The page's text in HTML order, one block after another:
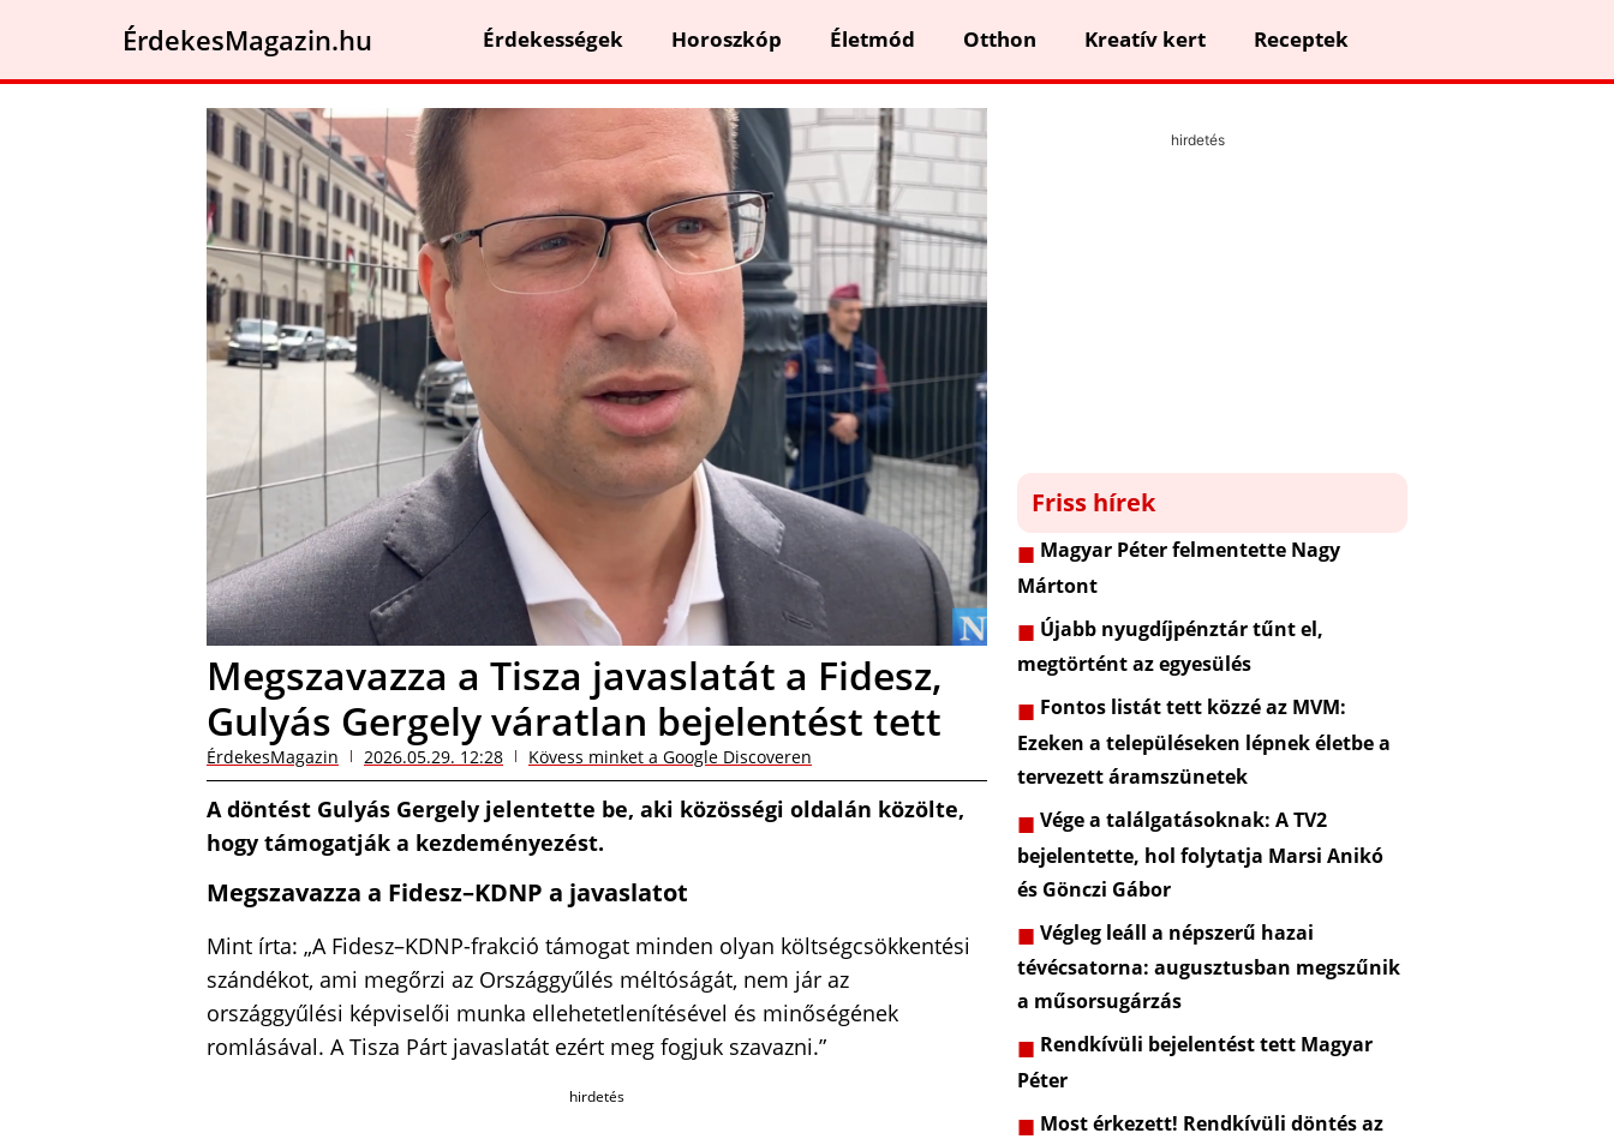
ÉrdekesMagazin.hu Érdekességek Horoszkóp Életmód Otthon Kreatív kert Receptek
Megszavazza a Tisza javaslatát a Fidesz,
Gulyás Gergely váratlan bejelentést tett
ÉrdekesMagazin 2026.05.29. 12:28 Kövess minket a Google Discoveren
A döntést Gulyás Gergely jelentette be, aki közösségi oldalán közölte,
hogy támogatják a kezdeményezést.
Megszavazza a Fidesz–KDNP a javaslatot
Mint írta: „A Fidesz–KDNP-frakció támogat minden olyan költségcsökkentési
szándékot, ami megőrzi az Országgyűlés méltóságát, nem jár az
országgyűlési képviselői munka ellehetetlenítésével és minőségének
romlásával. A Tisza Párt javaslatát ezért meg fogjuk szavazni.”
hirdetés
hirdetés
Friss hírek
Magyar Péter felmentette Nagy
Mártont
Újabb nyugdíjpénztár tűnt el,
megtörtént az egyesülés
Fontos listát tett közzé az MVM:
Ezeken a településeken lépnek életbe a
tervezett áramszünetek
Vége a találgatásoknak: A TV2
bejelentette, hol folytatja Marsi Anikó
és Gönczi Gábor
Végleg leáll a népszerű hazai
tévécsatorna: augusztusban megszűnik
a műsorsugárzás
Rendkívüli bejelentést tett Magyar
Péter
Most érkezett! Rendkívüli döntés az